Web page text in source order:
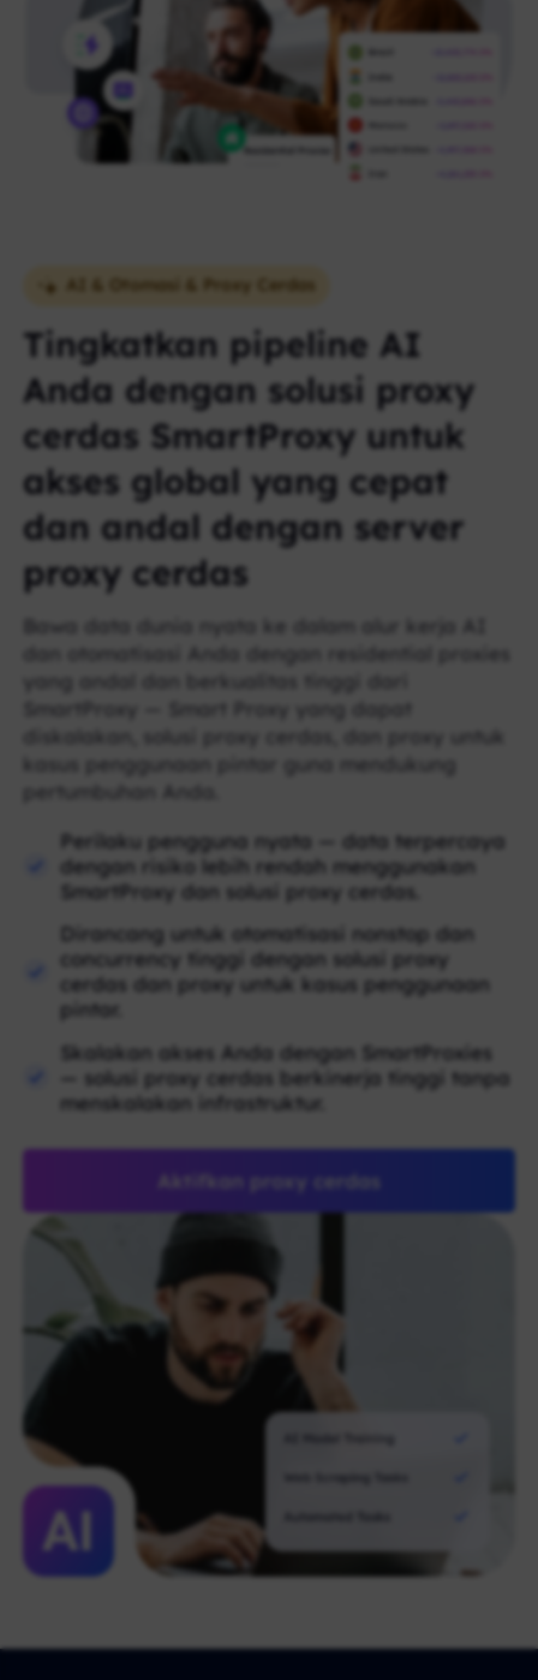
AI & Otomasi & Proxy Cerdas
Tingkatkan pipeline AI
Anda dengan solusi proxy
cerdas SmartProxy untuk
akses global yang cepat
dan andal dengan server
proxy cerdas
Bawa data dunia nyata ke dalam alur kerja AI
dan otomatisasi Anda dengan residential proxies
yang andal dan berkualitas tinggi dari
SmartProxy — Smart Proxy yang dapat
diskalakan, solusi proxy cerdas, dan proxy untuk
kasus penggunaan pintar guna mendukung
pertumbuhan Anda.
Perilaku pengguna nyata — data terpercaya
dengan risiko lebih rendah menggunakan
SmartProxy dan solusi proxy cerdas.
Dirancang untuk otomatisasi nonstop dan
concurrency tinggi dengan solusi proxy
cerdas dan proxy untuk kasus penggunaan
pintar.
Skalakan akses Anda dengan SmartProxies
— solusi proxy cerdas berkinerja tinggi tanpa
menskalakan infrastruktur.
Aktifkan proxy cerdas